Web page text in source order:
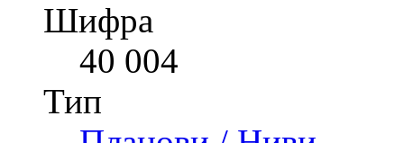
Шифра
40 004
Тип